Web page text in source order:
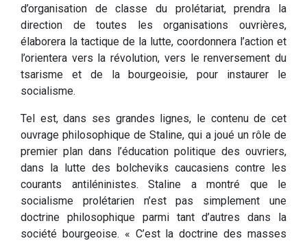
d’organisation de classe du prolétariat, prendra la
direction de toutes les organisations ouvrières,
élaborera la tactique de la lutte, coordonnera l’action et
l’orientera vers la révolution, vers le renversement du
tsarisme et de la bourgeoisie, pour instaurer le
socialisme.
Tel est, dans ses grandes lignes, le contenu de cet
ouvrage philosophique de Staline, qui a joué un rôle de
premier plan dans l’éducation politique des ouvriers,
dans la lutte des bolcheviks caucasiens contre les
courants antiléninistes. Staline a montré que le
socialisme prolétarien n’est pas simplement une
doctrine philosophique parmi tant d’autres dans la
société bourgeoise. « C’est la doctrine des masses